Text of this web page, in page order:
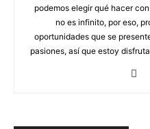
podemos elegir qué hacer
no es infinito, por eso,
oportunidades que se
pasiones, así que estoy